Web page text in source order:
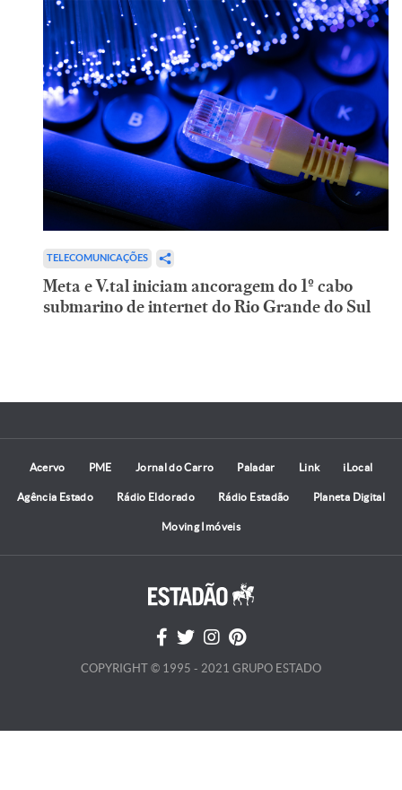
TELECOMUNICAÇÕES
Meta e V.tal iniciam ancoragem do 1º cabo
submarino de internet do Rio Grande do Sul
Acervo PME Jornal do Carro Paladar Link iLocal
Agência Estado Rádio Eldorado Rádio Estadão Planeta Digital
Moving Imóveis
COPYRIGHT © 1995 - 2021 GRUPO ESTADO